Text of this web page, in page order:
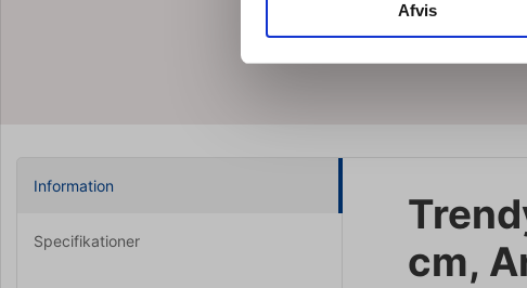
Afvis
Information
Specifikationer
cm,